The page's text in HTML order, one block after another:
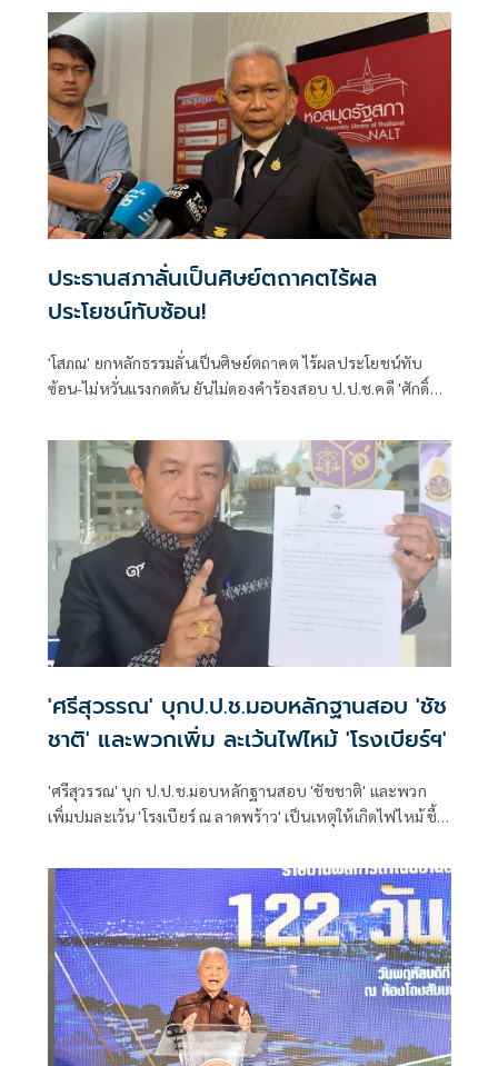
ประธานสภาลั่นเป็นศิษย์ตถาคตไร้ผล
ประโยชน์ทับซ้อน!
'โสภณ' ยกหลักธรรมลั่นเป็นศิษย์ตถาคต ไร้ผลประโยชน์ทับ
ซ้อน-ไม่หวั่นแรงกดดัน ยันไม่ดองคำร้องสอบ ป.ป.ช.คดี 'ศักดิ์
กฎหมายไม่ใช่อารมณ์
'ศรีสุวรรณ' บุกป.ป.ช.มอบหลักฐานสอบ 'ชัช
ชาติ' และพวกเพิ่ม ละเว้นไฟไหม้ 'โรงเบียร์ฯ'
'ศรีสุวรรณ' บุก ป.ป.ช.มอบหลักฐานสอบ 'ชัชชาติ' และพวก
เพิ่มปมละเว้น 'โรงเบียร์ ณ ลาดพร้าว' เป็นเหตุให้เกิดไฟไหม้ ชี้
การปล่อยปละละเลย จนท.รัฐที่เกี่ยวข้องทั้งหมดมีความผิดทั้ง
ทางแพ่ง อาญา และปกครอง